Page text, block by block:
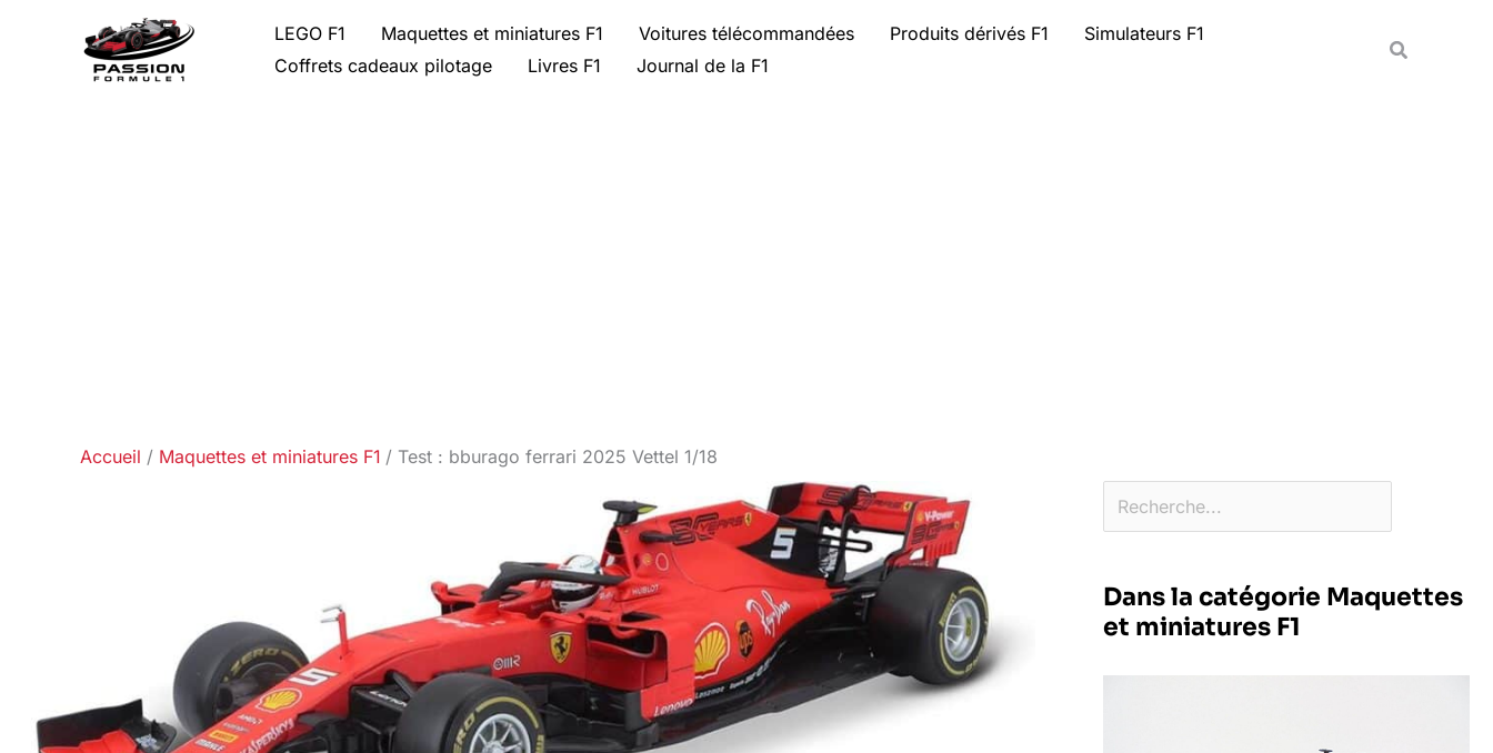
LEGO F1 Maquettes et miniatures F1 Voitures télécommandées Produits dérivés F1
Simulateurs F1
Coffrets cadeaux pilotage
Livres F1 Journal de la F1
Accueil Maquettes et miniatures F1 Test : bburago ferrari 2025 Vettel 1/18
Dans la catégorie Maquettes
et miniatures F1